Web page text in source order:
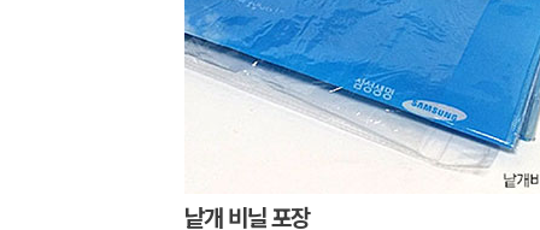
낱개 비닐 포장